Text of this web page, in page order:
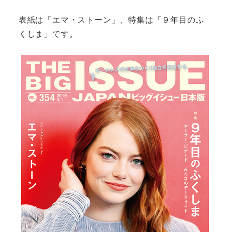
表紙は「エマ・ストーン」、特集は「９年目のふ
くしま」です。